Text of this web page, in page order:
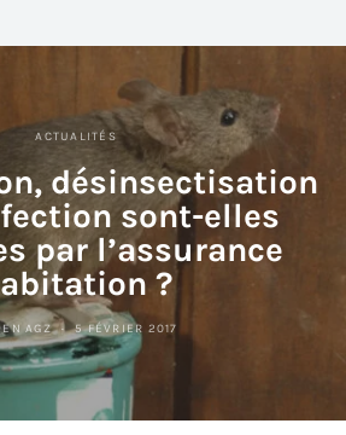
ACTUALITÉS
désinsectisation
sont-elles
par l’assurance
?
AGZ 5 FÉVRIER 2017